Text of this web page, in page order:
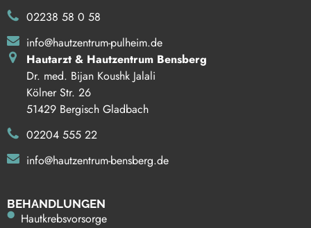
02238 58 0 58
info@hautzentrum-pulheim.de
Hautarzt & Hautzentrum Bensberg
Dr. med. Bijan Koushk Jalali
Kölner Str. 26
51429 Bergisch Gladbach
02204 555 22
info@hautzentrum-bensberg.de
BE HANDLUNGEN
Hautkrebsvorsorge